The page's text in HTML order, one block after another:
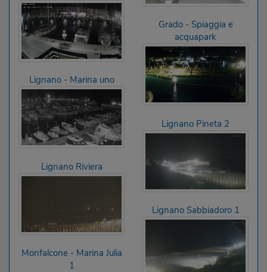
Grado - Spiaggia e
acquapark
Lignano - Marina uno
Lignano Pineta 2
Lignano Riviera
Lignano Sabbiadoro 1
Monfalcone - Marina Julia
1